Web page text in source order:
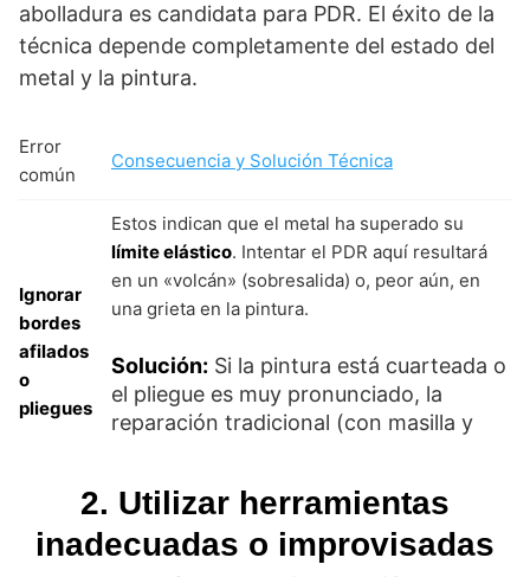
abolladura es candidata para PDR. El éxito de la
técnica depende completamente del estado del
metal y la pintura.
Error
común
Consecuencia y Solución Técnica
Ignorar
bordes
afilados
o
pliegues
Estos indican que el metal ha superado su
límite elástico. Intentar el PDR aquí resultará
en un «volcán» (sobresalida) o, peor aún, en
una grieta en la pintura.
Solución: Si la pintura está cuarteada o
el pliegue es muy pronunciado, la
reparación tradicional (con masilla y
Si la capa de barniz o color está rota, el PDR
puede agrandar la fisura.
2. Utilizar herramientas
inadecuadas o improvisadas